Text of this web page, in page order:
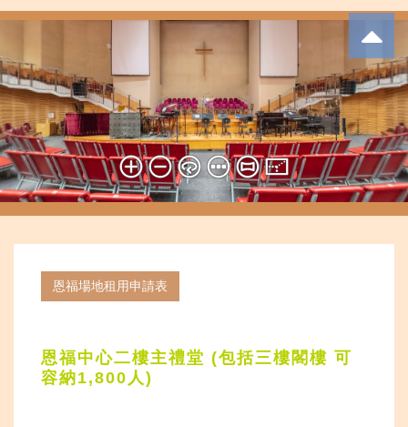
恩福場地租用申請表
恩福中心二樓主禮堂 (包括三樓閣樓 可
容納1,800 人)